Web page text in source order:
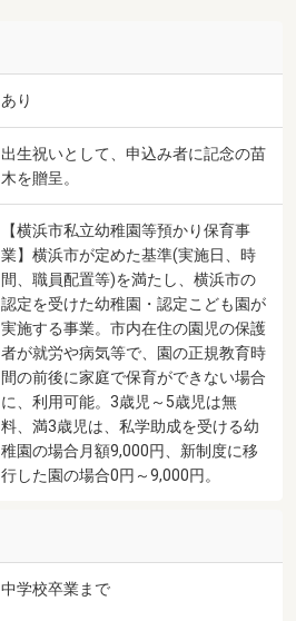
あり
出生祝いとして、申込み者に記念の苗
木を贈呈。
【横浜市私立幼稚園等預かり保育事
業】横浜市が定めた基準(実施日、時
間、職員配置等)を満たし、横浜市の
認定を受けた幼稚園・認定こども園が
実施する事業。市内在住の園児の保護
者が就労や病気等で、園の正規教育時
間の前後に家庭で保育ができない場合
に、利用可能。3歳児～5歳児は無
料、満3歳児は、私学助成を受ける幼
稚園の場合月額9,000円、新制度に移
行した園の場合0円～9,000円。
中学校卒業まで